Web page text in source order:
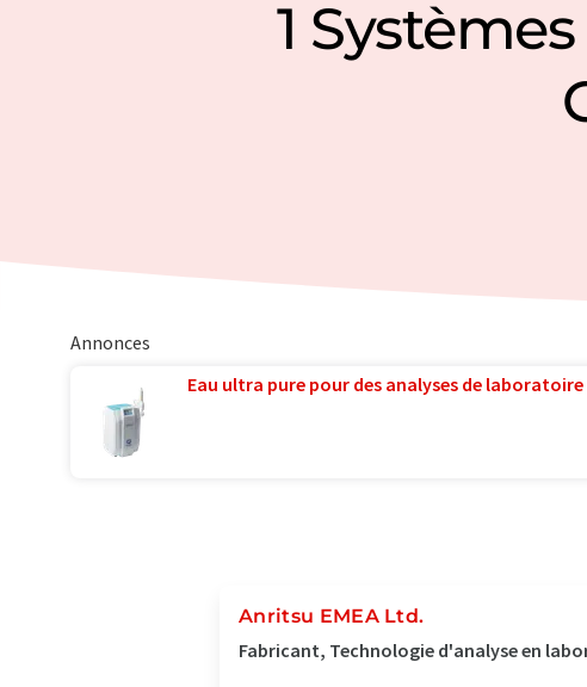
1
Annonces
Eau ultra pure pour des analyses de
Anritsu EMEA Ltd.
Fabricant, Technologie d'analyse en